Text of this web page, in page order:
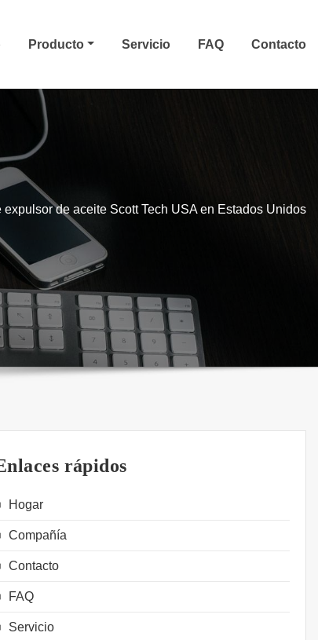
Producto Servicio FAQ Contacto
expulsor de aceite Scott Tech USA en Estados Unidos
rápidos
Hogar
Compañía
Contacto
FAQ
Servicio